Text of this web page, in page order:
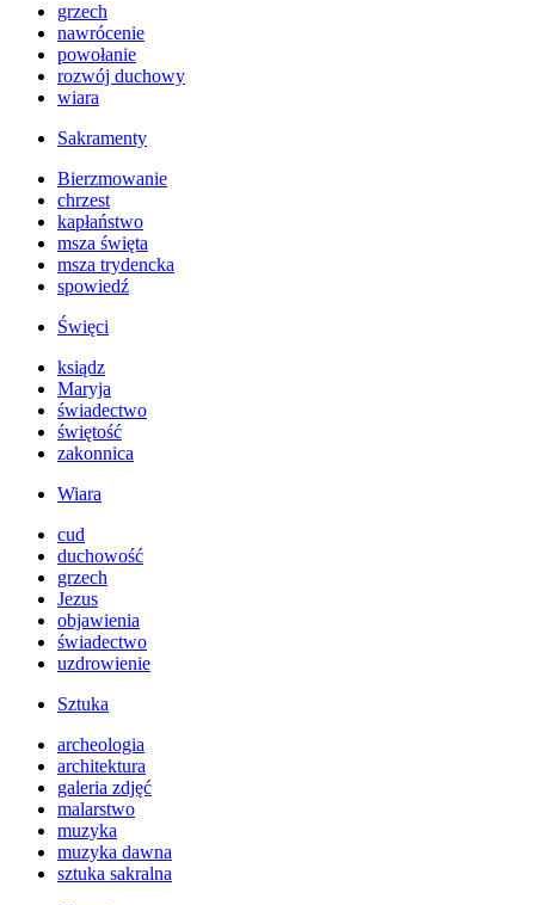
grzech
nawrócenie
powołanie
rozwój duchowy
wiara
Sakramenty
Bierzmowanie
chrzest
kapłaństwo
msza święta
msza trydencka
spowiedź
Święci
ksiądz
Maryja
świadectwo
świętość
zakonnica
Wiara
cud
duchowość
grzech
Jezus
objawienia
świadectwo
uzdrowienie
Sztuka
archeologia
architektura
galeria zdjęć
malarstwo
muzyka
muzyka dawna
sztuka sakralna